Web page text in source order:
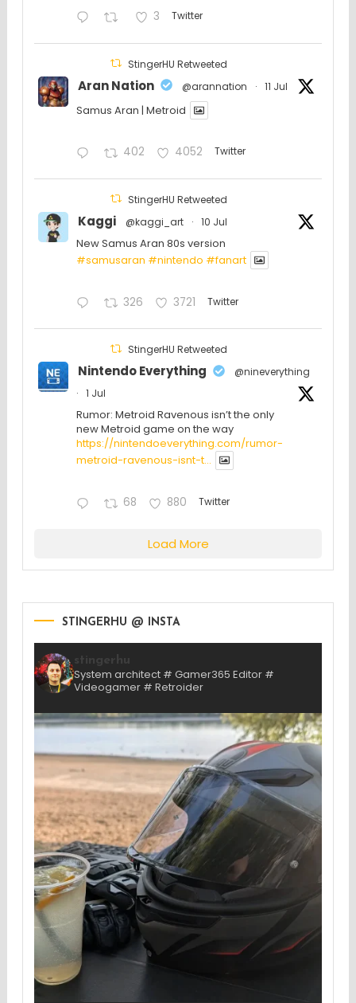
3 Twitter
StingerHU Retweeted
Aran Nation @arannation · 11 Jul
Samus Aran | Metroid
402 4052 Twitter
StingerHU Retweeted
Kaggi @kaggi_art · 10 Jul
New Samus Aran 80s version
#samusaran #nintendo #fanartㅤㅤㅤㅤ
326 3721 Twitter
StingerHU Retweeted
Nintendo Everything
@nineverything
·
1 Jul
Rumor: Metroid Ravenous isn’t the only
new Metroid game on the way
https://nintendoeverything.com/rumor-
metroid-ravenous-isnt-t...
68 880 Twitter
Load More
STINGERHU @ INSTA
System architect # Gamer365 Editor #
Videogamer # Retroider